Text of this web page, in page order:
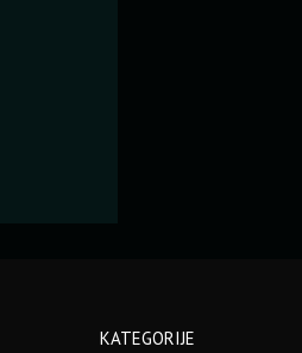
KATEGORIJE